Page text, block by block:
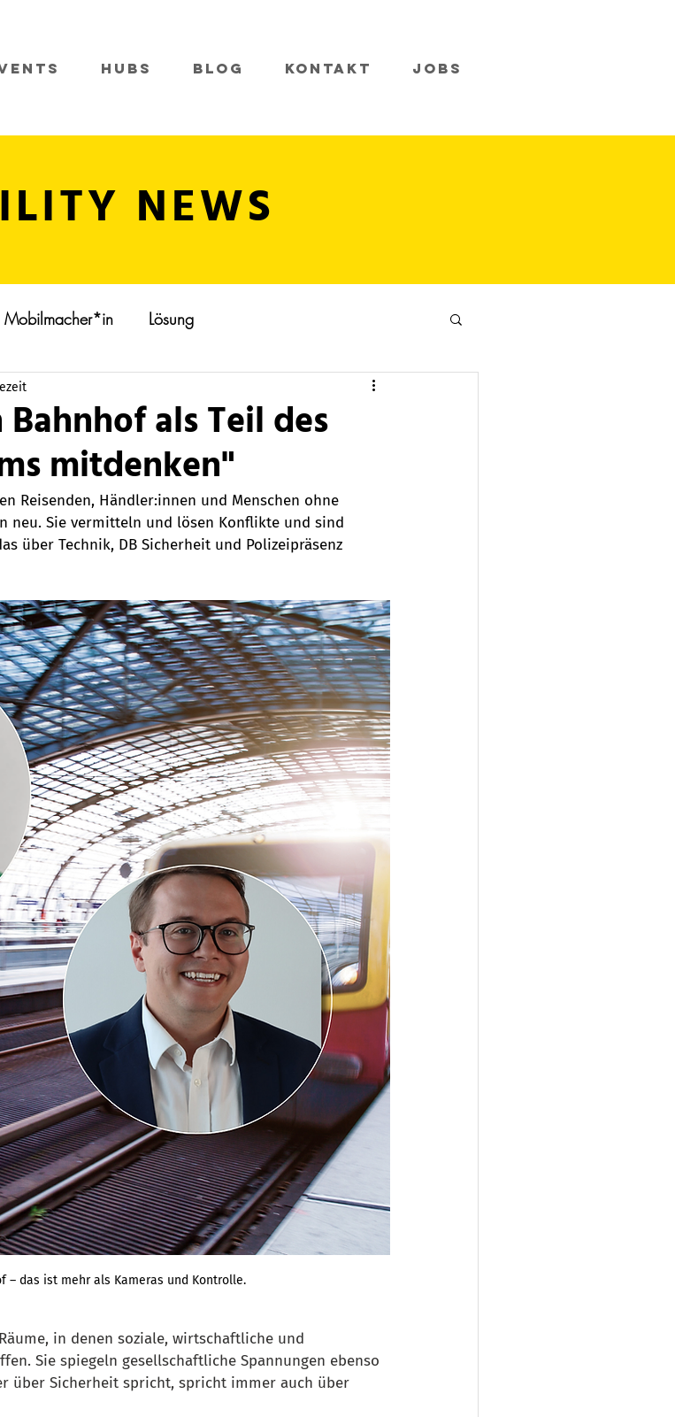
Hubs Blog Kontakt Jobs
Mobilmacher*in Lösung
als Teil des
mitdenken"
Reisenden, Händler:innen und Menschen ohne
neu. Sie vermitteln und lösen Konflikte und sind
über Technik, DB Sicherheit und Polizeipräsenz
– das ist mehr als Kameras und Kontrolle.
in denen soziale, wirtschaftliche und
Sie spiegeln gesellschaftliche Spannungen ebenso
über Sicherheit spricht, spricht immer auch über
NEWS